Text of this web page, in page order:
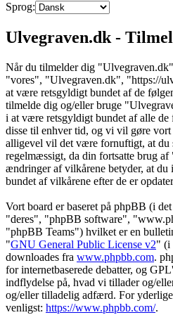
Sprog:
Ulvegraven.dk -
Når du tilmelder dig
"vores", "Ulvegraven.dk", "https://
at være retsgyldigt bundet af de
tilmelde dig og/eller bruge
i at være retsgyldigt bundet af alle
disse til enhver tid, og vi vil gøre
alligevel vil det være fornuftigt, at du
regelmæssigt, da din fortsatte brug
ændringer af vilkårene betyder, at
bundet af vilkårene efter de er
Vort board er baseret på phpBB (i
"deres", "phpBB software",
"phpBB Teams") hvilket er en
"GNU General Public License v2" (i
downloades fra www.phpbb.com.
for internetbaserede debatter, og
indflydelse på, hvad vi tillader og/
og/eller tilladelig adfærd. For
venligst: https://www.phpbb.com/.